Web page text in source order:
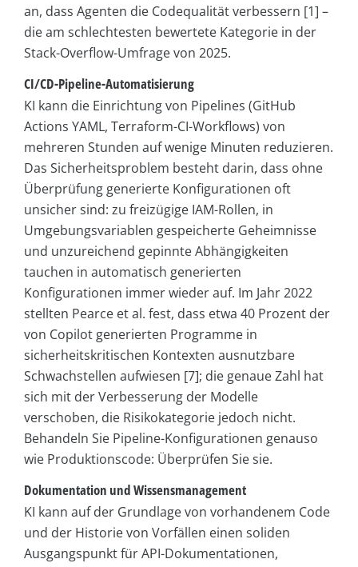
an, dass Agenten die Codequalität verbessern [1] –
die am schlechtesten bewertete Kategorie in der
Stack-Overflow-Umfrage von 2025.
CI/CD-Pipeline-Automatisierung
KI kann die Einrichtung von Pipelines (GitHub
Actions YAML, Terraform-CI-Workflows) von
mehreren Stunden auf wenige Minuten reduzieren.
Das Sicherheitsproblem besteht darin, dass ohne
Überprüfung generierte Konfigurationen oft
unsicher sind: zu freizügige IAM-Rollen, in
Umgebungsvariablen gespeicherte Geheimnisse
und unzureichend gepinnte Abhängigkeiten
tauchen in automatisch generierten
Konfigurationen immer wieder auf. Im Jahr 2022
stellten Pearce et al. fest, dass etwa 40 Prozent der
von Copilot generierten Programme in
sicherheitskritischen Kontexten ausnutzbare
Schwachstellen aufwiesen [7]; die genaue Zahl hat
sich mit der Verbesserung der Modelle
verschoben, die Risikokategorie jedoch nicht.
Behandeln Sie Pipeline-Konfigurationen genauso
wie Produktionscode: Überprüfen Sie sie.
Dokumentation und Wissensmanagement
KI kann auf der Grundlage von vorhandenem Code
und der Historie von Vorfällen einen soliden
Ausgangspunkt für API-Dokumentationen,